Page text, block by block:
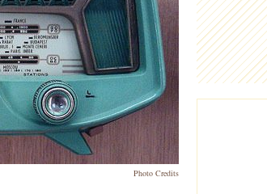
Photo Credits